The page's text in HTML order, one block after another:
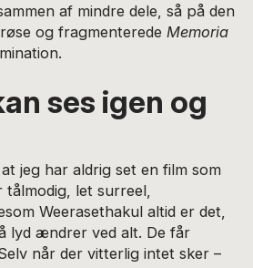
af mindre dele, så på den
og fragmenterede Memoria
ses igen og
jeg har aldrig set en film som
let surreel,
Weerasethakul altid er det,
lyd ændrer ved alt. De får
når der vitterlig intet sker –